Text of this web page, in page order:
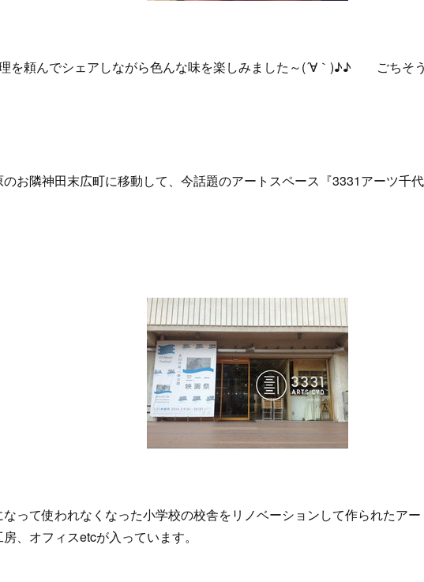
を頼んでシェアしながら色んな味を楽しみました～(´∀｀)♪♪ ごちそ
お隣神田末広町に移動して、今話題のアートスペース『3331アーツ千代
って使われなくなった小学校の校舎をリノベーションして作られたア
、オフィスetcが入っています。